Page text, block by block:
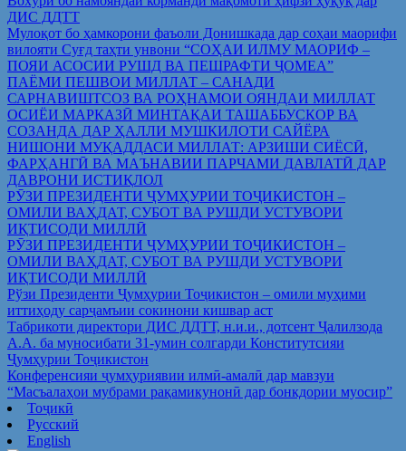
ДИС ДДТТ
Мулоқот бо ҳамкорони фаъоли Донишкада дар соҳаи маорифи
вилояти Суғд таҳти унвони “СОҲАИ ИЛМУ МАОРИФ –
ПОЯИ АСОСИИ РУШД ВА ПЕШРАФТИ ҶОМЕА”
ПАЁМИ ПЕШВОИ МИЛЛАТ – САНАДИ
САРНАВИШТСОЗ ВА РОҲНАМОИ ОЯНДАИ МИЛЛАТ
ОСИЁИ МАРКАЗӢ МИНТАҚАИ ТАШАББУСКОР ВА
СОЗАНДА ДАР ҲАЛЛИ МУШКИЛОТИ САЙЁРА
НИШОНИ МУҚАДДАСИ МИЛЛАТ: АРЗИШИ СИЁСӢ,
ФАРҲАНГӢ ВА МАЪНАВИИ ПАРЧАМИ ДАВЛАТӢ ДАР
ДАВРОНИ ИСТИҚЛОЛ
РӮЗИ ПРЕЗИДЕНТИ ҶУМҲУРИИ ТОҶИКИСТОН –
ОМИЛИ ВАҲДАТ, СУБОТ ВА РУШДИ УСТУВОРИ
ИҚТИСОДИ МИЛЛӢ
РӮЗИ ПРЕЗИДЕНТИ ҶУМҲУРИИ ТОҶИКИСТОН –
ОМИЛИ ВАҲДАТ, СУБОТ ВА РУШДИ УСТУВОРИ
ИҚТИСОДИ МИЛЛӢ
Рўзи Президенти Ҷумҳурии Тоҷикистон – омили муҳими
иттиҳоду сарҷамъии сокинони кишвар аст
Табрикоти директори ДИС ДДТТ, н.и.и., дотсент Ҷалилзода
А.А. ба муносибати 31-умин солгарди Конститутсияи
Ҷумҳурии Тоҷикистон
Конференсияи ҷумҳуриявии илмӣ-амалӣ дар мавзуи
“Масъалаҳои мубрами рақамикунонӣ дар бонкдории муосир”
Тоҷикӣ
Русский
English